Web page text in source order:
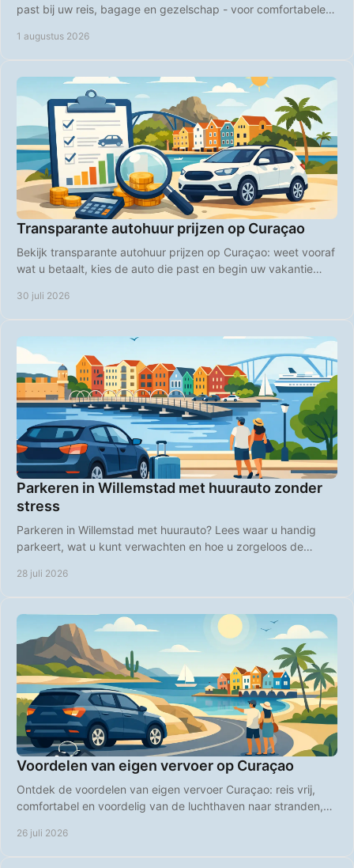
past bij uw reis, bagage en gezelschap - voor comfortabele
1 augustus 2026
Transparante autohuur prijzen op Curaçao
Bekijk transparante autohuur prijzen op Curaçao: weet vooraf
wat u betaalt, kies de auto die past en begin uw vakantie
30 juli 2026
Parkeren in Willemstad met huurauto zonder
stress
Parkeren in Willemstad met huurauto? Lees waar u handig
parkeert, wat u kunt verwachten en hoe u zorgeloos de
28 juli 2026
Voordelen van eigen vervoer op Curaçao
Ontdek de voordelen van eigen vervoer Curaçao: reis vrij,
comfortabel en voordelig van de luchthaven naar stranden,
26 juli 2026